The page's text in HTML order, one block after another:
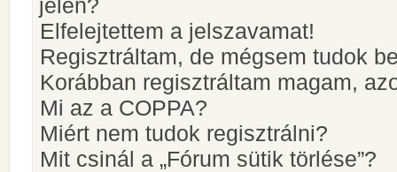
jelen?
Elfelejtettem a jelszavamat!
Regisztráltam, de mégsem tudok
Korábban regisztráltam magam,
Mi az a COPPA?
Miért nem tudok regisztrálni?
Mit csinál a „Fórum sütik törlése”?